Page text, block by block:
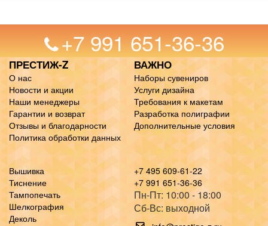
+7 991 651-36-36
ПРЕСТИЖ-Z
О нас
Новости и акции
Наши менеджеры
Гарантии и возврат
Отзывы и благодарности
Политика обработки данных
ВАЖНО
Наборы сувениров
Услуги дизайна
Требования к макетам
Разработка полиграфии
Дополнительные условия
Вышивка
Тиснение
Тампопечать
Шелкография
Деколь
+7 495 609-61-22
+7 991 651-36-36
Пн-Пт: 10:00 - 18:00
Сб-Вс: выходной